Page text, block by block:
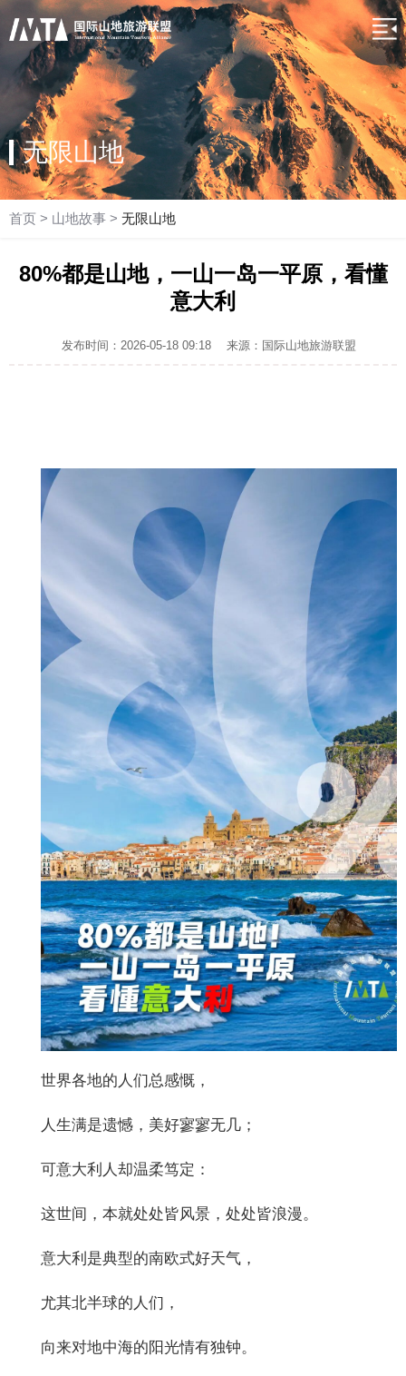
无限山地
首页 > 山地故事 > 无限山地
80%都是山地，一山一岛一平原，看懂
意大利
发布时间：2026-05-18 09:18 来源：国际山地旅游联盟
世界各地的人们总感慨，
人生满是遗憾，美好寥寥无几；
可意大利人却温柔笃定：
这世间，本就处处皆风景，处处皆浪漫。
意大利是典型的南欧式好天气，
尤其北半球的人们，
向来对地中海的阳光情有独钟。